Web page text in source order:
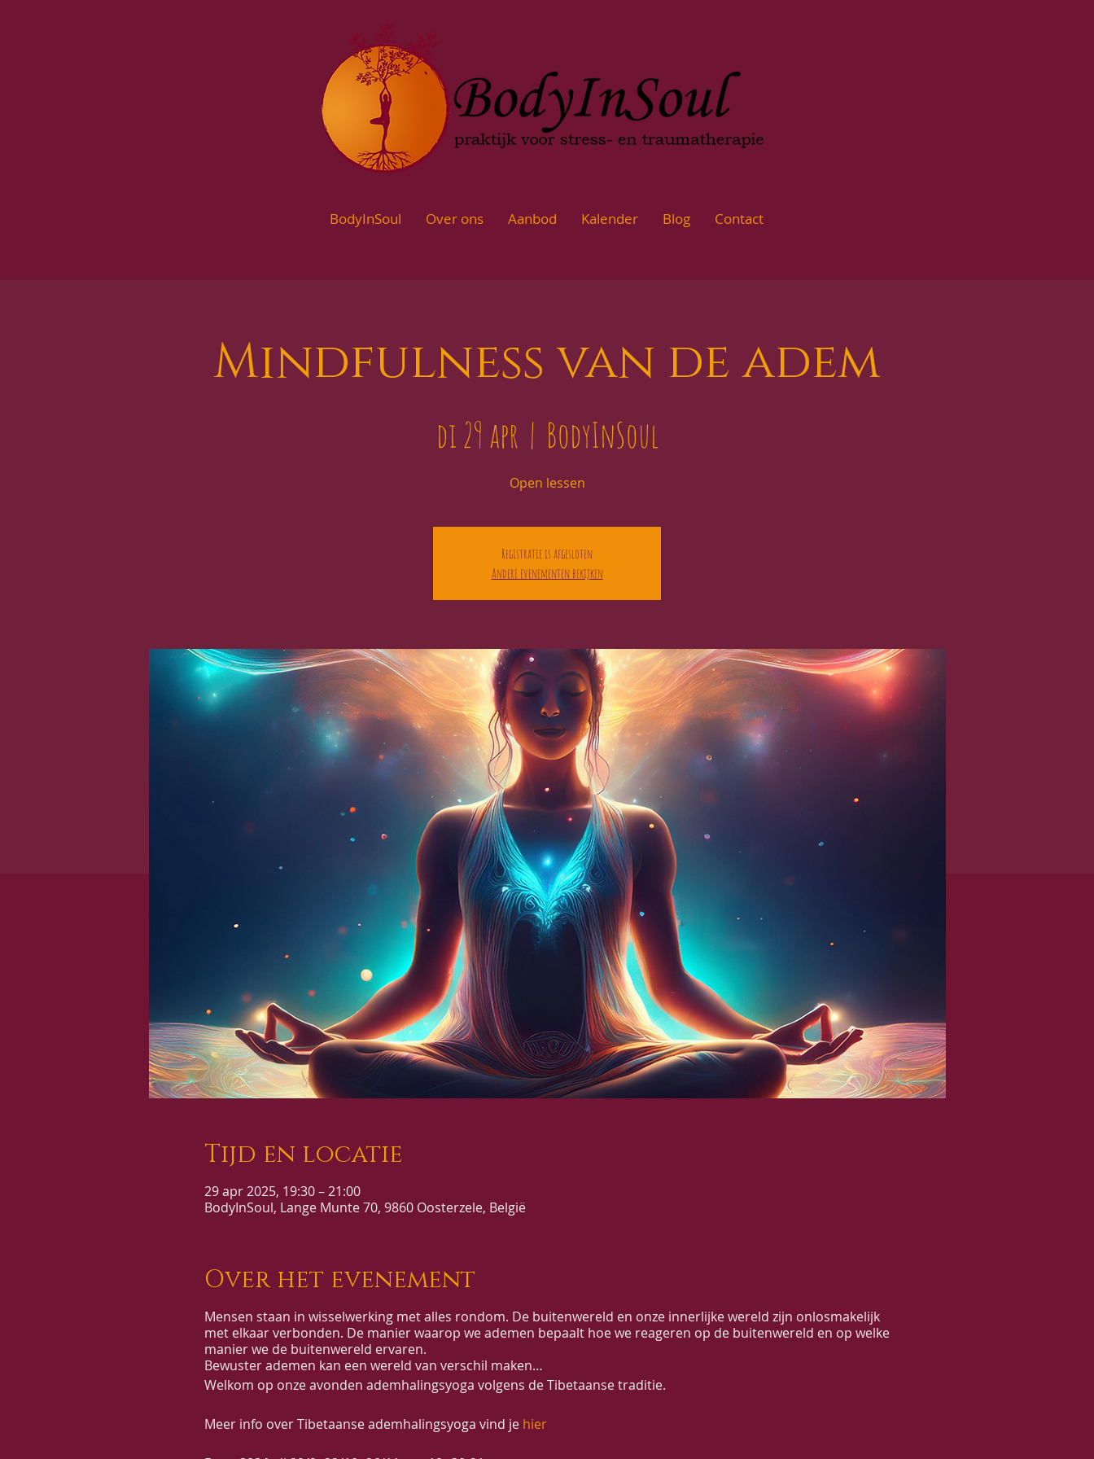
BodyInSoul Over ons Aanbod Kalender Blog Contact
Mindfulness van de adem
di 29 apr
  |
BodyInSoul
Open lessen
Registratie is afgesloten
Andere evenementen bekijken
Tijd en locatie
29 apr 2025, 19:30 – 21:00
BodyInSoul, Lange Munte 70, 9860 Oosterzele, België
Over het evenement
Mensen staan in wisselwerking met alles rondom. De buitenwereld en onze innerlijke wereld zijn onlosmakelijk
met elkaar verbonden. De manier waarop we ademen bepaalt hoe we reageren op de buitenwereld en op welke
manier we de buitenwereld ervaren.
Bewuster ademen kan een wereld van verschil maken…
Welkom op onze avonden ademhalingsyoga volgens de Tibetaanse traditie.
Meer info over Tibetaanse ademhalingsyoga vind je hier